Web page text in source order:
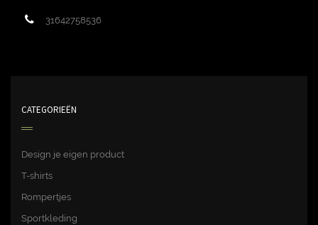
31642758536
CATEGORIEËN
Design je eigen product
T-shirts
Rompertjes
Sportkleding